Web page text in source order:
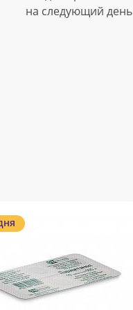
на следующий день